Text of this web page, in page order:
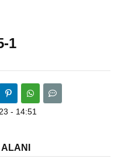
domains/
dosyalar/
line17
1
- 14:51